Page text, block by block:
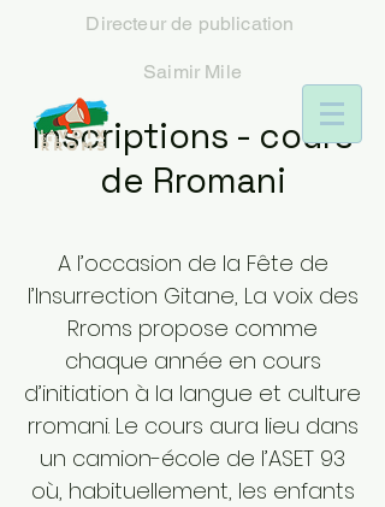
Directeurde publication
Saimir Mile
Inscriptions - cours
de Rromani
A l’occasion de la Fête de
l’Insurrection Gitane, La voix des
Rroms propose comme
chaque année en cours
d’initiation à la langue et culture
rromani. Le cours aura lieu dans
un camion-école de l’ASET 93
où, habituellement, les enfants